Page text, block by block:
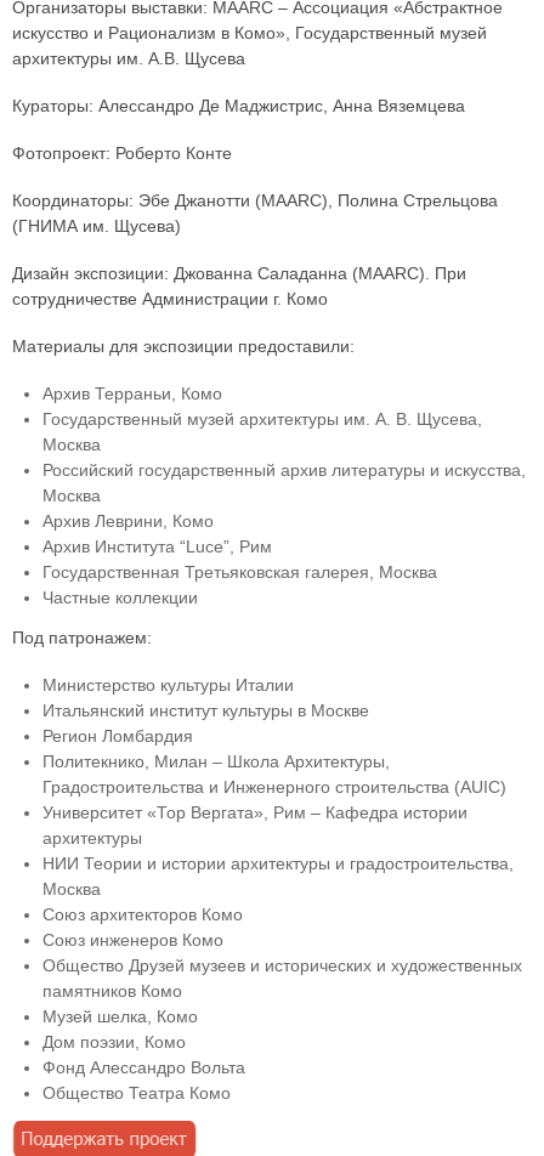
Организаторы выставки: MAARC – Ассоциация «Абстрактное
искусство и Рационализм в Комо», Государственный музей
архитектуры им. А.В. Щусева
Кураторы: Алессандро Де Маджистрис, Анна Вяземцева
Фотопроект: Роберто Конте
Координаторы: Эбе Джанотти (MAARC), Полина Стрельцова
(ГНИМА им. Щусева)
Дизайн экспозиции: Джованна Саладанна (MAARC). При
сотрудничестве Администрации г. Комо
Материалы для экспозиции предоставили:
Архив Терраньи, Комо
Государственный музей архитектуры им. А. В. Щусева,
Москва
Российский государственный архив литературы и искусства,
Москва
Архив Леврини, Комо
Архив Института “Luce”, Рим
Государственная Третьяковская галерея, Москва
Частные коллекции
Под патронажем:
Министерство культуры Италии
Итальянский институт культуры в Москве
Регион Ломбардия
Политекнико, Милан – Школа Архитектуры,
Градостроительства и Инженерного строительства (AUIC)
Университет «Тор Вергата», Рим – Кафедра истории
архитектуры
НИИ Теории и истории архитектуры и градостроительства,
Москва
Союз архитекторов Комо
Союз инженеров Комо
Общество Друзей музеев и исторических и художественных
памятников Комо
Музей шелка, Комо
Дом поэзии, Комо
Фонд Алессандро Вольта
Общество Театра Комо